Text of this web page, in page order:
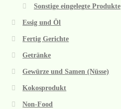
Sonstige eingelegte Produkte
Essig und Öl
Fertig Gerichte
Getränke
Gewürze und Samen (Nüsse)
Kokosprodukt
Non-Food